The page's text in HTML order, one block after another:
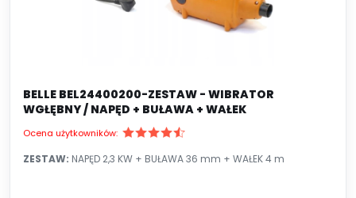
BELLE BEL24400200-ZESTAW - WIBRATOR
WGŁĘBNY / NAPĘD + BUŁAWA + WAŁEK
Ocena użytkowników:
ZESTAW: NAPĘD 2,3 KW + BUŁAWA 36 mm + WAŁEK 4 m